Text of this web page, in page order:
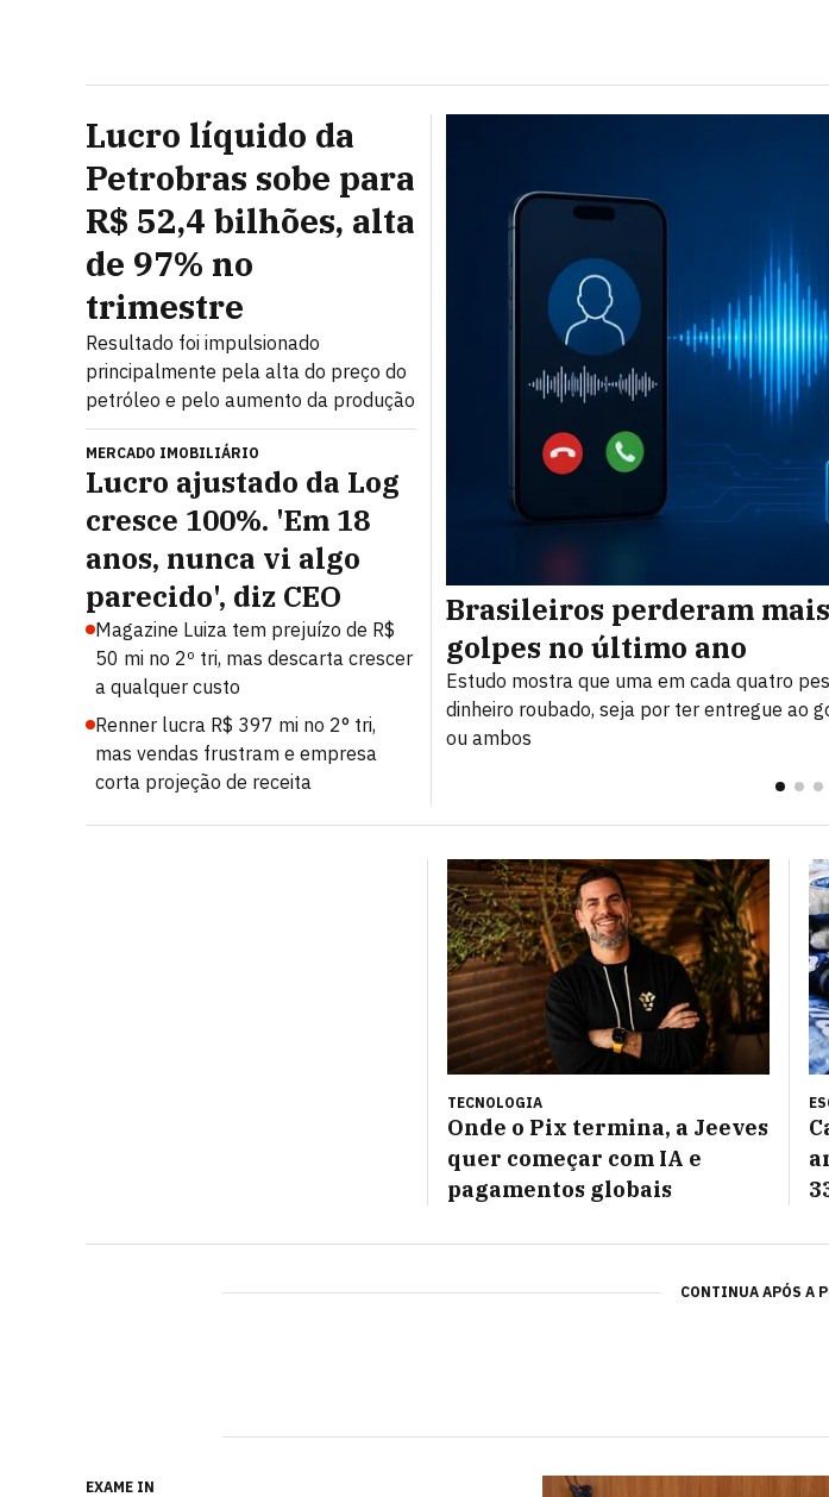
Lucro líquido da
Petrobras sobe para
R$ 52,4 bilhões, alta
de 97% no
trimestre
Resultado foi impulsionado
principalmente pela alta do preço do
petróleo e pelo aumento da produção
MERCADO IMOBILIÁRIO
Lucro ajustado da Log
cresce 100%. 'Em 18
anos, nunca vi algo
parecido', diz CEO
Magazine Luiza tem prejuízo de R$
50 mi no 2º tri, mas descarta crescer
a qualquer custo
Renner lucra R$ 397 mi no 2° tri,
mas vendas frustram e empresa
corta projeção de receita
Brasileiros perderam
golpes no último ano
Estudo mostra que uma em cada quatro
dinheiro roubado, seja por ter entregue ao
ou ambos
TECNOLOGIA
Onde o Pix termina, a Jeeves
quer começar com IA e
pagamentos globais
CONTINUA APÓS A
EXAME IN